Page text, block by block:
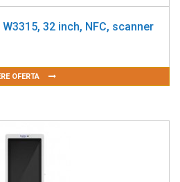
32 inch, NFC, scanner
OFERTA